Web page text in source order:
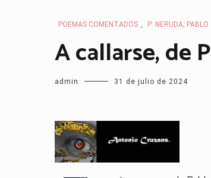
· POEMAS COMENTADOS , P: NERUDA, PABLO
A callarse, de
admin 31 de julio de 2024